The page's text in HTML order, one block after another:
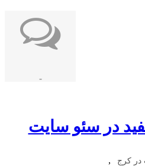
-
در سئو سایت
کرج ,